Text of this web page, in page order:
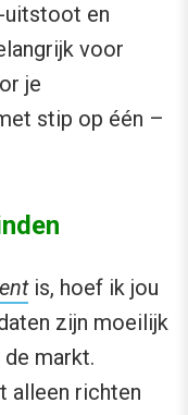
uitstoot en
voor
je
stip op één –
is, hoef ik jou
zijn moeilijk
markt.
alleen richten